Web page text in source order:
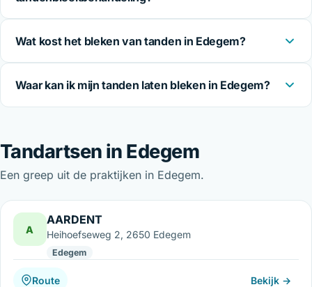
Wat kost het bleken van tanden in Edegem?
Waar kan ik mijn tanden laten bleken in Edegem?
Tandartsen in Edegem
Een greep uit de praktijken in Edegem.
A
AARDENT
Heihoefseweg 2, 2650 Edegem
Edegem
Route Bekijk →